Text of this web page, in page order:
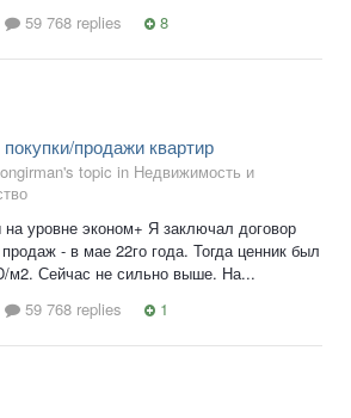
59 768 replies 8
продажи квартир
topic in Недвижимость и
уровне эконом+ Я заключал договор
- в мае 22го года. Тогда ценник был
м2. Сейчас не сильно выше. На...
59 768 replies 1